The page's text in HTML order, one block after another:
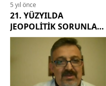
5 yıl önce
21. YÜZYILDA
JEOPOLİTİK SORUNLAR
VE GÜVENLİK SERTİFİKA
PROGRAMI